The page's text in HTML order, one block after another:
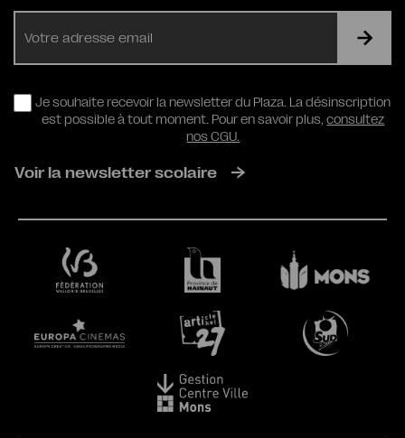
RGPD
Je souhaite recevoir la newsletter du Plaza. La désinscription
est possible à tout moment. Pour en savoir plus,consultez
nos CGU.
Voir la newsletter scolaire